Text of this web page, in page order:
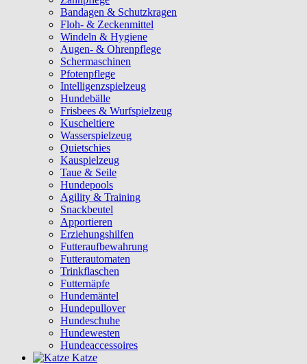
Bandagen & Schutzkragen
Floh- & Zeckenmittel
Windeln & Hygiene
Augen- & Ohrenpflege
Schermaschinen
Pfotenpflege
Intelligenzspielzeug
Hundebälle
Frisbees & Wurfspielzeug
Kuscheltiere
Wasserspielzeug
Quietschies
Kauspielzeug
Taue & Seile
Hundepools
Agility & Training
Snackbeutel
Apportieren
Erziehungshilfen
Futteraufbewahrung
Futterautomaten
Trinkflaschen
Futternäpfe
Hundemäntel
Hundepullover
Hundeschuhe
Hundewesten
Hundeaccessoires
Katze